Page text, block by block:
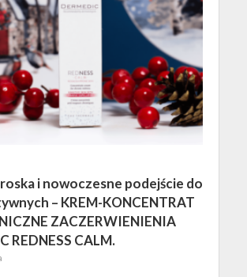
i nowoczesne podejście do
– KREM-KONCENTRAT
ZACZERWIENIENIA
REDNESS CALM.